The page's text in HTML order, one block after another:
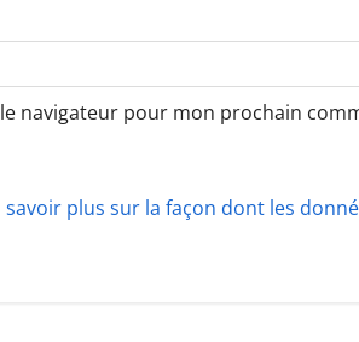
navigateur pour mon prochain
savoir plus sur la façon dont les